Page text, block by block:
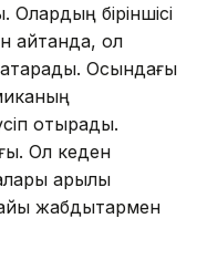
Олардың біріншісі
айтқанда, ол
атқарады. Осындағы
отырады.
Ол кеден
арқылы
жабдықтармен